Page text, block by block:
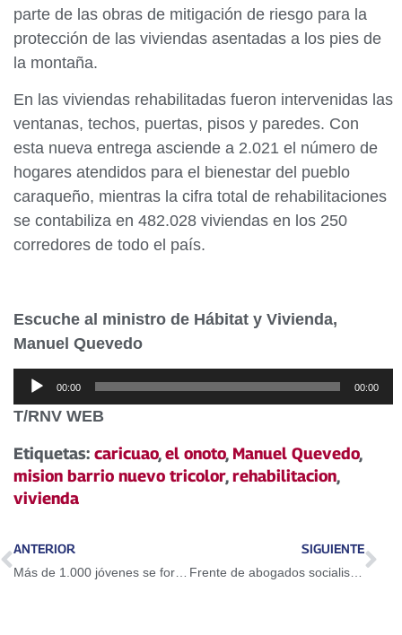
parte de las obras de mitigación de riesgo para la
protección de las viviendas asentadas a los pies de
la montaña.
En las viviendas rehabilitadas fueron intervenidas las
ventanas, techos, puertas, pisos y paredes. Con
esta nueva entrega asciende a 2.021 el número de
hogares atendidos para el bienestar del pueblo
caraqueño, mientras la cifra total de rehabilitaciones
se contabiliza en 482.028 viviendas en los 250
corredores de todo el país.
Escuche al ministro de Hábitat y Vivienda,
Manuel Quevedo
Reproductor
de
00:00 00:00
T/RNV WEB
Etiquetas: caricuao,el onoto, Manuel Quevedo,
mision barrio nuevo tricolor,rehabilitacion,
vivienda
ANTERIOR SIGUIENTE
Frente de abogados socialista respaldan decisiones de la ANC